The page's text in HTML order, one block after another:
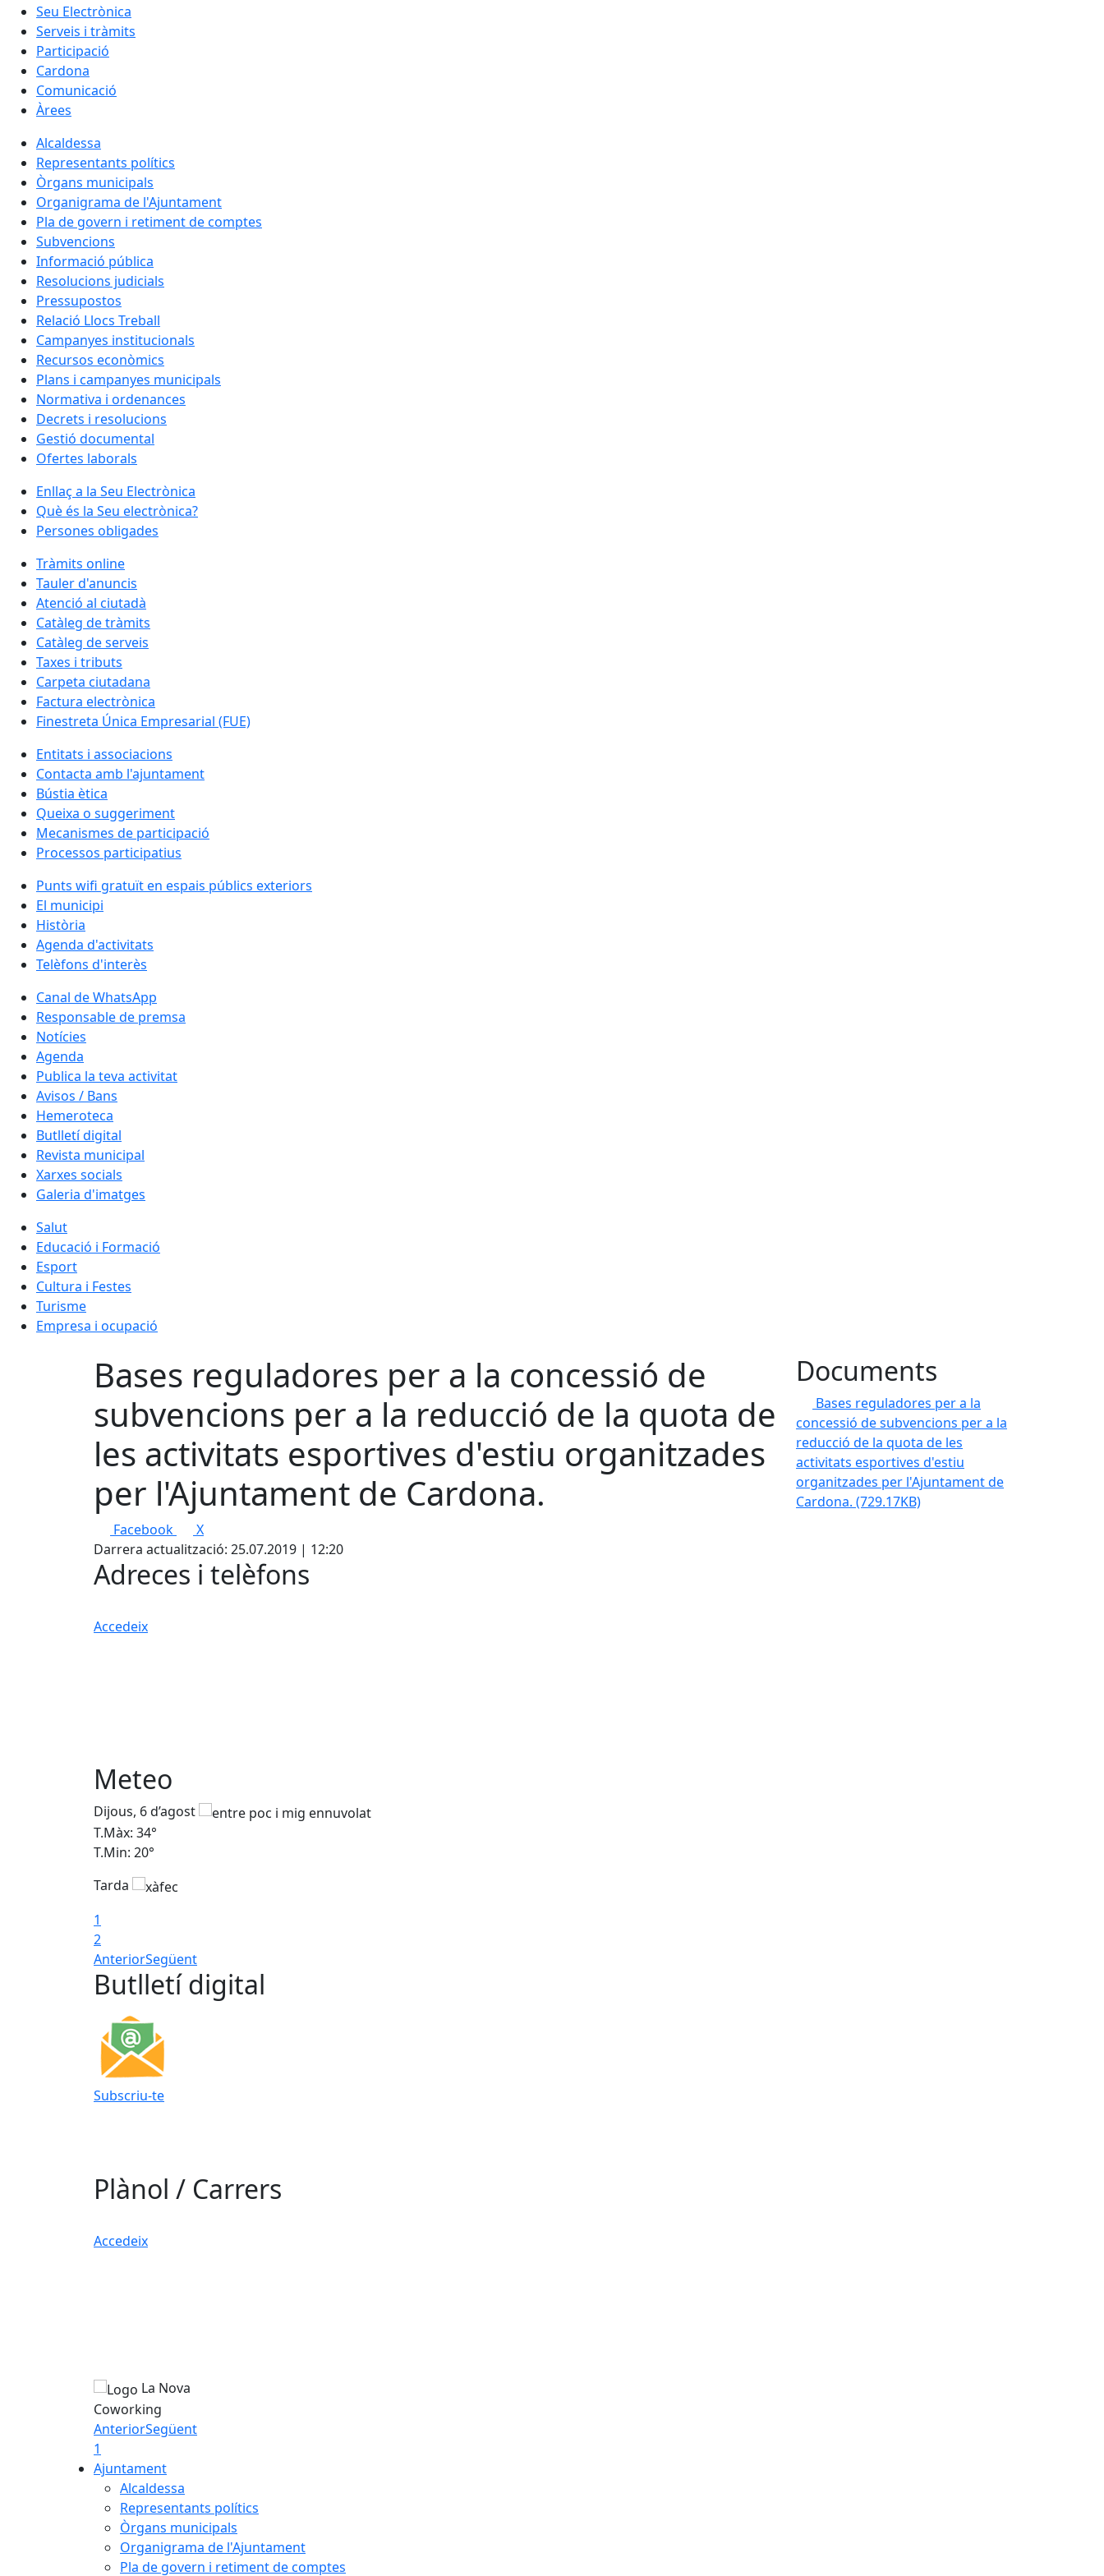
Seu Electrònica
Serveis i tràmits
Participació
Cardona
Comunicació
Àrees
Alcaldessa
Representants polítics
Òrgans municipals
Organigrama de l'Ajuntament
Pla de govern i retiment de comptes
Subvencions
Informació pública
Resolucions judicials
Pressupostos
Relació Llocs Treball
Campanyes institucionals
Recursos econòmics
Plans i campanyes municipals
Normativa i ordenances
Decrets i resolucions
Gestió documental
Ofertes laborals
Enllaç a la Seu Electrònica
Què és la Seu electrònica?
Persones obligades
Tràmits online
Tauler d'anuncis
Atenció al ciutadà
Catàleg de tràmits
Catàleg de serveis
Taxes i tributs
Carpeta ciutadana
Factura electrònica
Finestreta Única Empresarial (FUE)
Entitats i associacions
Contacta amb l'ajuntament
Bústia ètica
Queixa o suggeriment
Mecanismes de participació
Processos participatius
Punts wifi gratuït en espais públics exteriors
El municipi
Història
Agenda d'activitats
Telèfons d'interès
Canal de WhatsApp
Responsable de premsa
Notícies
Agenda
Publica la teva activitat
Avisos / Bans
Hemeroteca
Butlletí digital
Revista municipal
Xarxes socials
Galeria d'imatges
Salut
Educació i Formació
Esport
Cultura i Festes
Turisme
Empresa i ocupació
Bases reguladores per a la concessió de
subvencions per a la reducció de la quota de
les activitats esportives d'estiu organitzades
per l'Ajuntament de Cardona.
Facebook
X
Darrera actualització: 25.07.2019 | 12:20
Documents
Bases reguladores per a la
concessió de subvencions per a la
reducció de la quota de les
activitats esportives d'estiu
organitzades per l'Ajuntament de
Cardona. (729.17KB)
Adreces i telèfons
Accedeix
Meteo
Dijous, 6 d’agost
T.Màx: 34°
T.Min: 20°
Tarda
1
2
AnteriorSegüent
Butlletí digital
Subscriu-te
Plànol / Carrers
Accedeix
La Nova
Coworking
AnteriorSegüent
1
Ajuntament
Alcaldessa
Representants polítics
Òrgans municipals
Organigrama de l'Ajuntament
Pla de govern i retiment de comptes